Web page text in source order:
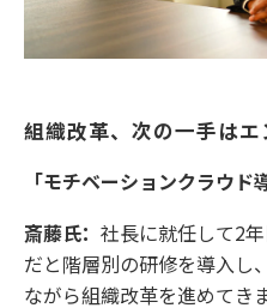
組織改革、次の一手は
「モチベーションクラウド
斎藤氏： 社長に就任して2
だと階層別の研修を導入し
ながら組織改革を進めてき